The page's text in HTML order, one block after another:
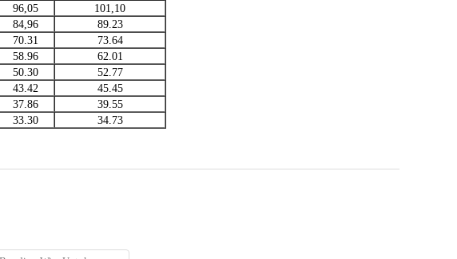
96,05
101,10
84,96
89.23
70.31
73.64
58.96
62.01
50.30
52.77
43.42
45.45
37.86
39.55
33.30 34.73